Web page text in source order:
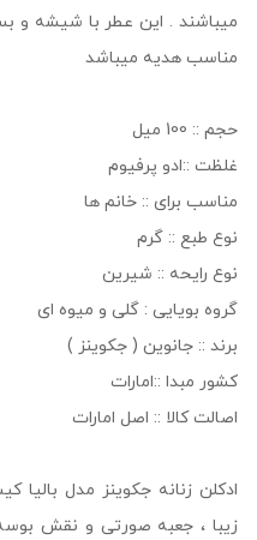
میباشند . این عطر با شیشه و
مناسب هدیه میباشد
حجم :: 100 میل
غلظت ::ادو پرفیوم
مناسب برای :: خانم ها
نوع طبع :: گرم
نوع رایحه :: شیرین
گروه بویایی : گلی و میوه ای
برند :: جانوین ( جکوینز )
کشور مبدا ::امارات
اصالت کالا :: اصل امارات
زیبا ، جعبه صورتی و نقش